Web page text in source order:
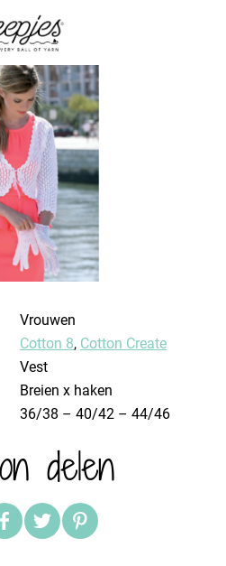
Vrouwen
Cotton 8, Cotton Create
Vest
breien x haken
36/38 – 40/42 – 44/46
delen